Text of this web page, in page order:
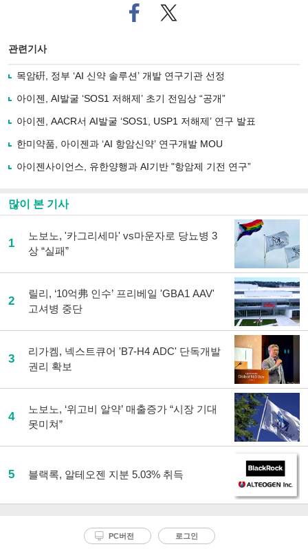
페
이
로
기
사
유
기
트위
터로
관련기사
목암硏, 정부 ‘AI 신약 솔루션’ 개발 연구기관 선정
아이젠, AI발굴 ‘SOS1 저해제’ 초기 전임상 “공개”
아이젠, AACR서 AI발굴 ‘SOS1, USP1 저해제’ 연구 발표
한미약품, 아이젠과 ‘AI 항암신약’ 연구개발 MOU
아이젠사이언스, 유한양행과 AI기반 "항암제 기전 연구”
많이 본 기사
1
노보노, '카그리세마' vs마운자로 당뇨병 3
상 “실패”
2
릴리, ‘10억弗 인수’ 프리베일 'GBA1 AAV'
고셔병 중단
3
리가켐, 넥스트큐어 'B7-H4 ADC' 단독개발
권리 확보
4
노보노, ‘위고비 알약’ 매출증가 “시장 기대
못미쳐”
5 블랙록, 알테오젠 지분 5.03% 취득
PC버전 로그인